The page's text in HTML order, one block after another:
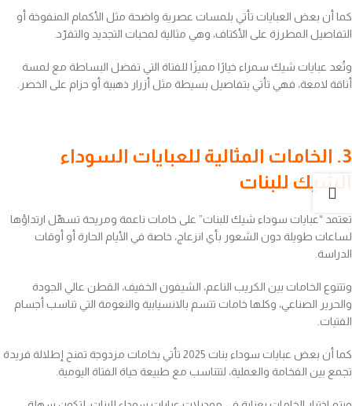
كما أن بعض العبايات تأتي بلمسات عصرية واضحة مثل الأكمام المنفوخة أو
التفاصيل المطرزة على الأكتاف، وهي مثالية لمحبات التجديد والتفرّد.
وتُعد عبايات شيك سمراء خيارًا مميزًا للفتاة التي تفضل البساطة مع لمسة
أناقة لامعة، فهي تأتي بتفاصيل بسيطة مثل أزرار ذهبية أو حزام على الخصر.
3. الخامات المثالية للعبايات السوداء
الشيك للبنات
تعتمد “عبايات سوداء شيك للبنات” على خامات ناعمة ومريحة تسهّل ارتداؤها
لساعات طويلة دون الشعور بأي انزعاج، خاصة في الأيام الحارة أو أوقات
الدراسة.
وتتنوع الخامات بين الكريب الناعم، الشيفون الخفيف، القطن عالي الجودة
والحرير الصناعي، وكلها خامات تتسم بالانسيابية والنعومة التي تناسب أجسام
الفتيات.
كما أن بعض عبايات سوداء بنات 2025 تأتي بخامات مزدوجة تمنح إطلالة فريدة
تجمع بين الفخامة والعملية، لتتناسب مع طبيعة حياة الفتاة اليومية.